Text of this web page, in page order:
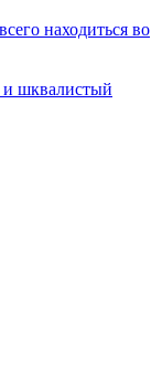
находиться во
и шквалистый